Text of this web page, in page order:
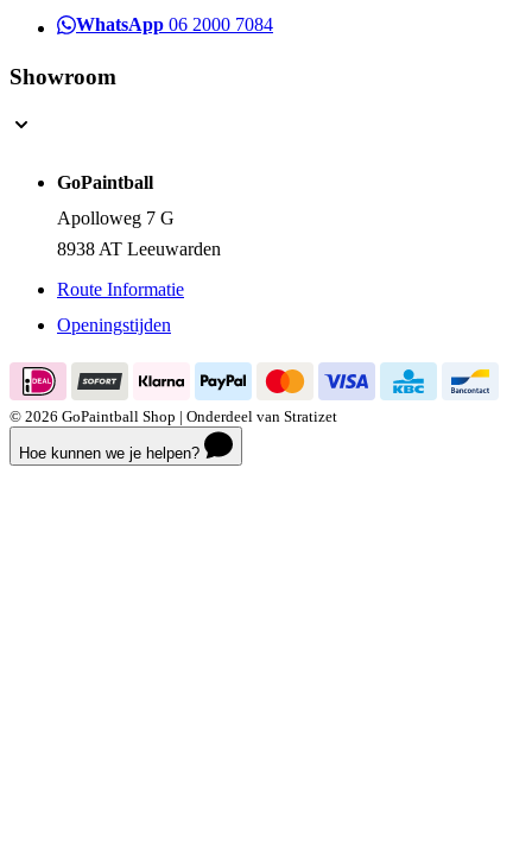
WhatsApp 06 2000 7084
Showroom
GoPaintball
Apolloweg 7 G
8938 AT Leeuwarden
Route Informatie
Openingstijden
© 2026 GoPaintball Shop | Onderdeel van Stratizet
Hoe kunnen we je helpen?